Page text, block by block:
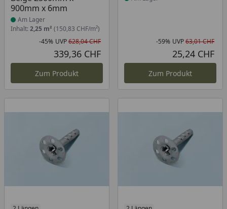
900mm x 6mm
Am Lager
Inhalt: 2,25 m² (150,83 CHF/m²)
Rabatt in Prozent
-45%
Ursprünglicher Preis
UVP628,04 CHF
339,36 CHF
Zum Produkt
-59% UVP63,01 CHF
25,24 CHF
Zum Produkt